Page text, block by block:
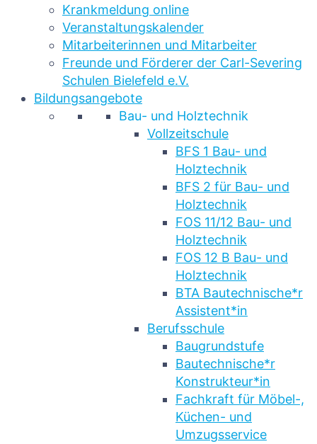
Krankmeldung online
Veranstaltungskalender
Mitarbeiterinnen und Mitarbeiter
Freunde und Förderer der Carl-Severing
Schulen Bielefeld e.V.
Bildungsangebote
Bau- und Holztechnik
Vollzeitschule
BFS 1 Bau- und
Holztechnik
BFS 2 für Bau- und
Holztechnik
FOS 11/12 Bau- und
Holztechnik
FOS 12 B Bau- und
Holztechnik
BTA Bautechnische*r
Assistent*in
Berufsschule
Baugrundstufe
Bautechnische*r
Konstrukteur*in
Fachkraft für Möbel-,
Küchen- und
Umzugsservice